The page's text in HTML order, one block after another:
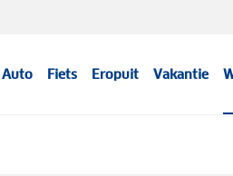
Auto Fiets Eropuit Vakantie